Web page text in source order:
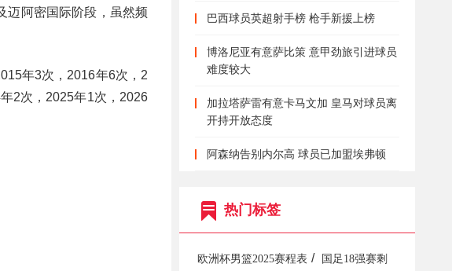
迈阿密国际阶段，虽然频
年3次，2016年6次，2
2次，2025年1次，2026
巴西球员英超射手榜 枪手新援上榜
博洛尼亚有意萨比策 意甲劲旅引进球员
难度较大
加拉塔萨雷有意卡马文加 皇马对球员离
开持开放态度
阿森纳告别内尔高 球员已加盟埃弗顿
热门标签
欧洲杯男篮2025赛程表 /
国足18强赛剩